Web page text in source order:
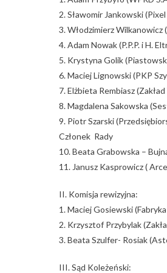
2. Sławomir Jankowski
3. Włodzimierz
4. Adam Nowak (P.P.P. i H.
5. Krystyna Golik
6. Maciej Lignowski (PKP
7. Elżbieta Rembiasz
8. Magdalena Sakowska
9. Piotr Szarski
Członek Rady
10. Beata Grabowska –
11. Janusz Kasprowicz (
II. Komisja rewizyjna:
1. Maciej Gosiewski
2. Krzysztof Przybylak
3. Beata Szulfer- Rosiak
III. Sąd Koleżeński: